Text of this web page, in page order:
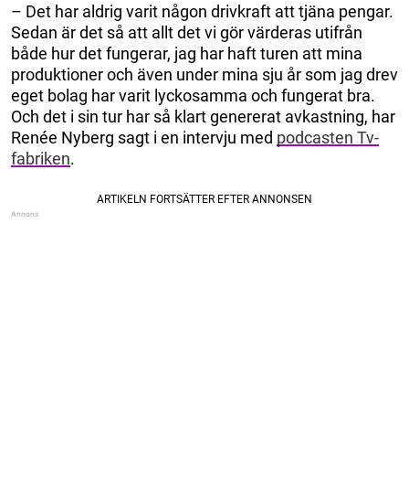
– Det har aldrig varit någon drivkraft att tjäna pengar.
Sedan är det så att allt det vi gör värderas utifrån
både hur det fungerar, jag har haft turen att mina
produktioner och även under mina sju år som jag drev
eget bolag har varit lyckosamma och fungerat bra.
Och det i sin tur har så klart genererat avkastning, har
Renée Nyberg sagt i en intervju med podcasten Tv-
fabriken.